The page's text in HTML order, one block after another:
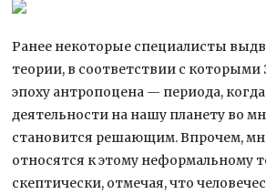
Ранее некоторые специалисты
теории, в соответствии с которыми
эпоху антропоцена — периода,
деятельности на нашу планету во
становится решающим. Впрочем,
относятся к этому неформальному
скептически, отмечая, что